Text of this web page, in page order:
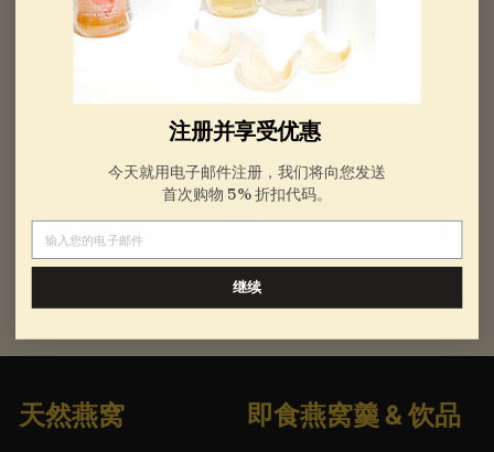
立即用您的邮箱注册，我们将为您发送
5%的首次购买优惠码。
天然燕窝 即食燕窝羹 & 饮品
注册并享受优惠
今天就用电子邮件注册，我们将向您发送
首次购物 5% 折扣代码。
继续